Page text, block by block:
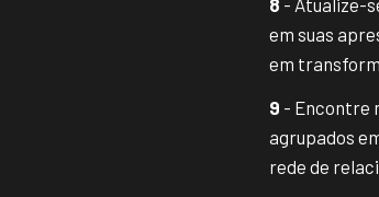
8 - Atualize-
em suas
em
9 - Encontre
agrupados
rede de